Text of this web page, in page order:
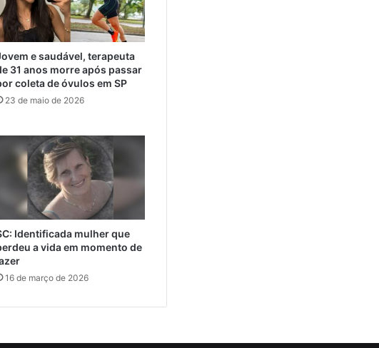
e saudável, terapeuta
31 anos morre após passar
coleta de óvulos em SP
23 de maio de 2026
Identificada mulher que
a vida em momento de
16 de março de 2026